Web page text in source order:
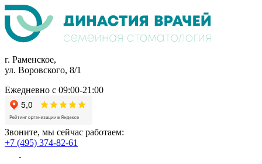
г. Раменское,
ул. Воровского, 8/1
Ежедневно с 09:00-21:00
Звоните, мы сейчас работаем:
+7 (495) 374-82-61